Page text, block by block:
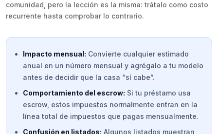
comunidad, pero la lección es la misma: trátalo como costo
recurrente hasta comprobar lo contrario.
Impacto mensual: Convierte cualquier estimado
anual en un número mensual y agrégalo a tu modelo
antes de decidir que la casa “sí cabe”.
Comportamiento del escrow: Si tu préstamo usa
escrow, estos impuestos normalmente entran en la
línea total de impuestos que pagas mensualmente.
Confusión en listados: Algunos listados muestran